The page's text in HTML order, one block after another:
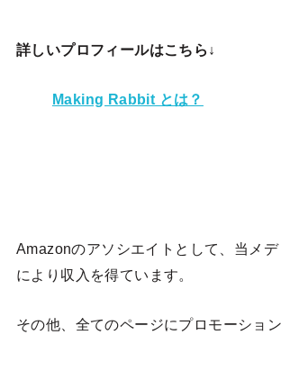
詳しいプロフィールはこちら↓
Making Rabbit とは？
Amazonのアソシエイトとして、当メデ
により収入を得ています。
その他、全てのページにプロモーション